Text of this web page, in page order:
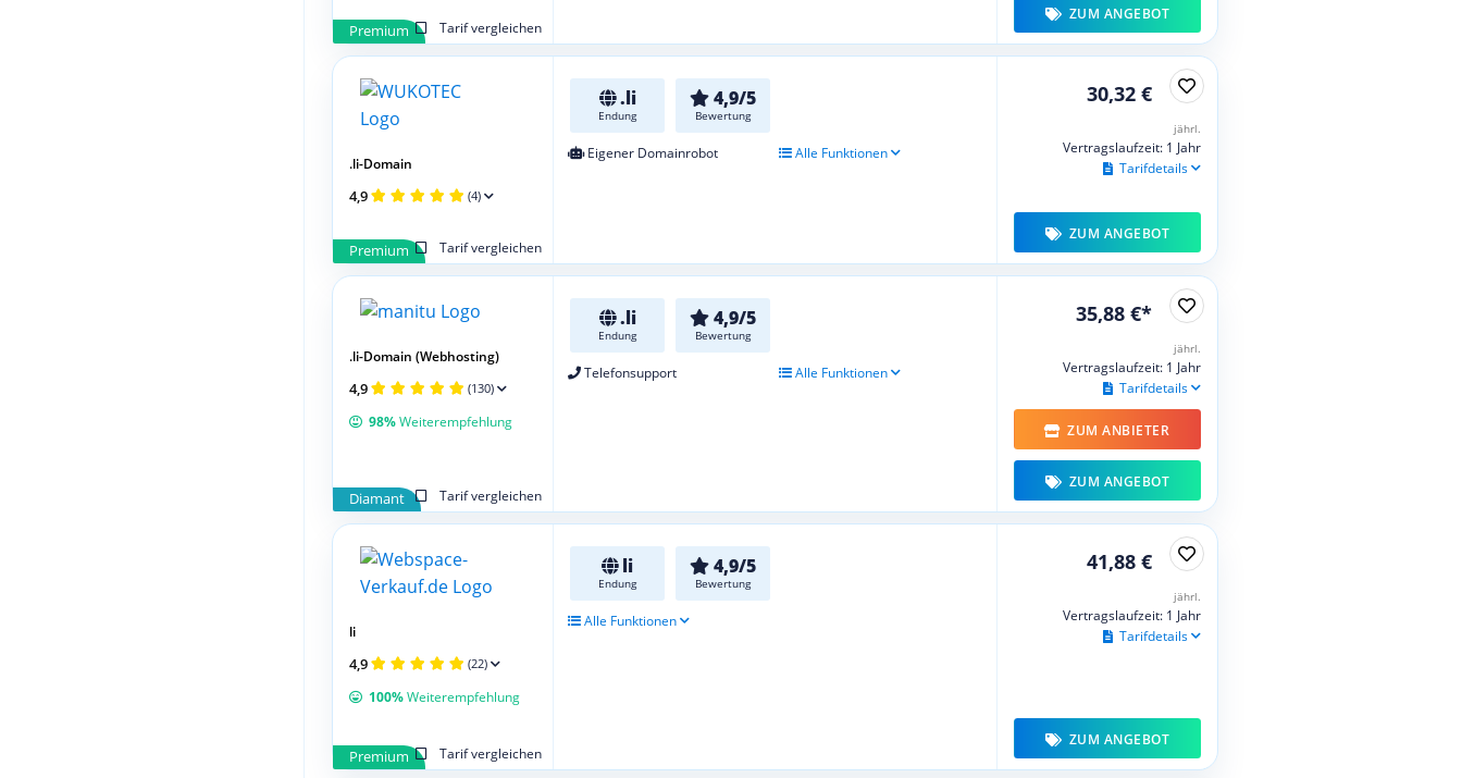
Premium Tarif vergleichen
ZUM ANGEBOT
.li
Endung
4,9/5
Bewertung
Eigener Domainrobot Alle Funktionen
Premium Tarif vergleichen
.li-Domain
4,9 (4)
30,32 €
jährl.
Vertragslaufzeit: 1 Jahr
Tarifdetails
ZUM ANGEBOT
.li
Endung
4,9/5
Bewertung
Telefonsupport Alle Funktionen
Diamant Tarif vergleichen
.li-Domain (Webhosting)
4,9 (130)
98%Weiterempfehlung
35,88 €*
jährl.
Vertragslaufzeit: 1 Jahr
Tarifdetails
ZUM ANBIETER
ZUM ANGEBOT
li
Endung
4,9/5
Bewertung
Alle Funktionen
Premium Tarif vergleichen
li
4,9 (22)
100%Weiterempfehlung
41,88 €
jährl.
Vertragslaufzeit: 1 Jahr
Tarifdetails
ZUM ANGEBOT